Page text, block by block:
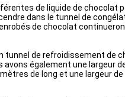
de liquide de
dans le tunnel de
de chocolat
de refroidissement de
également une largeur
de long et une largeur